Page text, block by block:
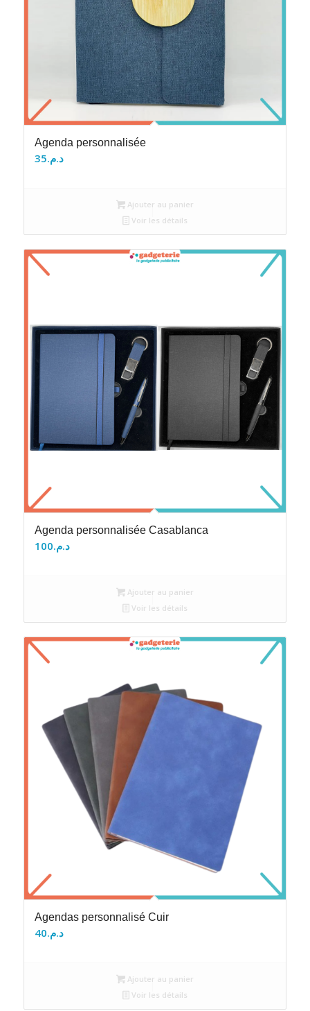
Agenda personnalisée
د.م.35
Ajouter au panier
Voir les détails
Agenda personnalisée Casablanca
د.م.100
Ajouter au panier
Voir les détails
Agendas personnalisé Cuir
د.م.40
Ajouter au panier
Voir les détails